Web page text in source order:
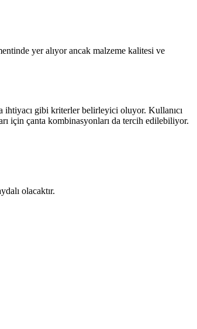
yer alıyor ancak malzeme kalitesi ve
ihtiyacı gibi kriterler belirleyici oluyor. Kullanıcı
için çanta kombinasyonları da tercih edilebiliyor.
olacaktır.